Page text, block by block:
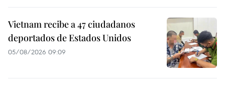
Vietnam recibe a 47 ciudadanos
deportados de Estados Unidos
05/08/2026 09:09